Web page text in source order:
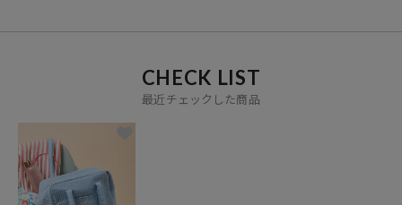
CHECK LIST
最近チェックした商品